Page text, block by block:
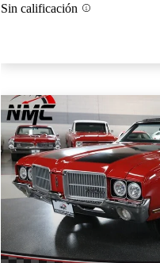
Sin calificación